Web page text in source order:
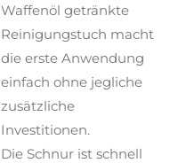
Waffenöl getränkte
Reinigungstuch macht
die erste Anwendung
einfach ohne jegliche
zusätzliche
Investitionen.
Die Schnur ist schnell